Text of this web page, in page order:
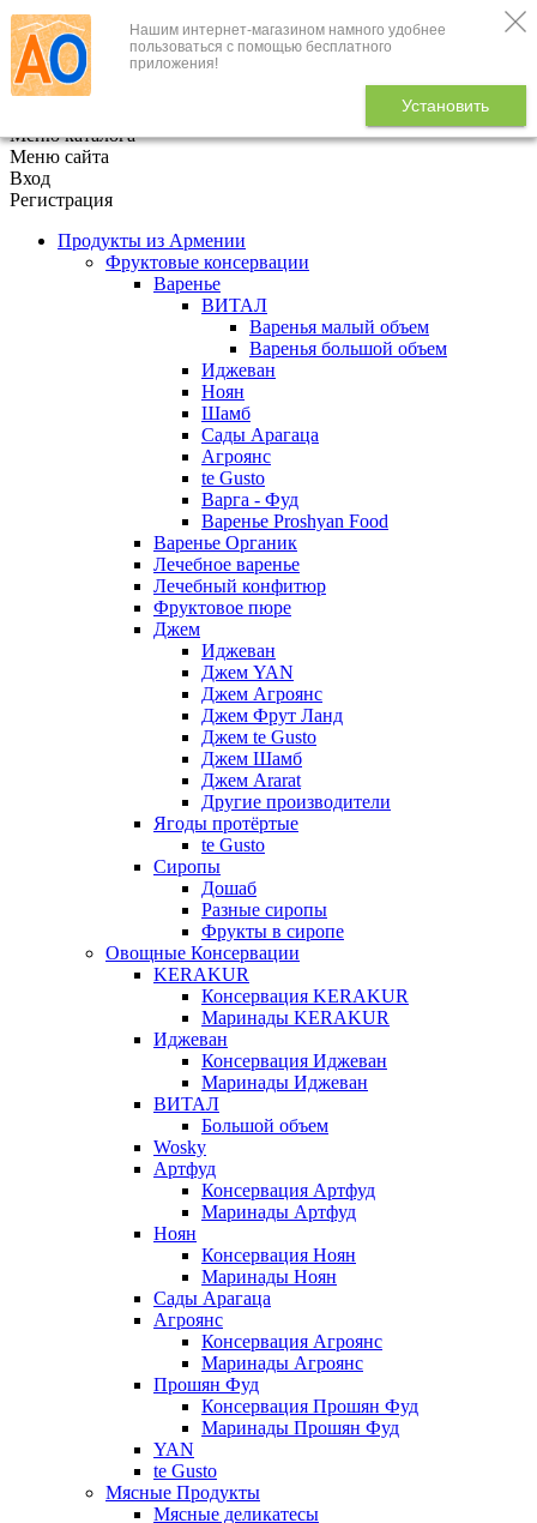
Нашим интернет-магазином намного удобнее
пользоваться с помощью бесплатного
приложения!
Установить
+7 (495) 646-888-1
В корзине
Меню каталога
Меню сайта
Вход
Регистрация
Продукты из Армении
Фруктовые консервации
Варенье
ВИТАЛ
Варенья малый объем
Варенья большой объем
Иджеван
Ноян
Шамб
Сады Арагаца
Агроянс
te Gusto
Варга - Фуд
Варенье Proshyan Food
Варенье Органик
Лечебное варенье
Лечебный конфитюр
Фруктовое пюре
Джем
Иджеван
Джем YAN
Джем Агроянс
Джем Фрут Ланд
Джем te Gusto
Джем Шамб
Джем Ararat
Другие производители
Ягоды протёртые
te Gusto
Сиропы
Дошаб
Разные сиропы
Фрукты в сиропе
Овощные Консервации
KERAKUR
Консервация KERAKUR
Маринады KERAKUR
Иджеван
Консервация Иджеван
Маринады Иджеван
ВИТАЛ
Большой объем
Wosky
Артфуд
Консервация Артфуд
Маринады Артфуд
Ноян
Консервация Ноян
Маринады Ноян
Сады Арагаца
Агроянс
Консервация Агроянс
Маринады Агроянс
Прошян Фуд
Консервация Прошян Фуд
Маринады Прошян Фуд
YAN
te Gusto
Мясные Продукты
Мясные деликатесы